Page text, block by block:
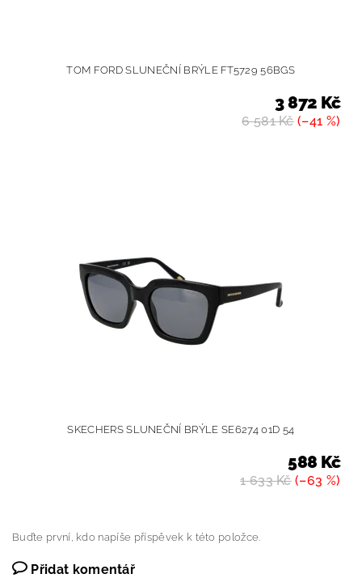
TOM FORD SLUNEČNÍ BRÝLE FT5729 56BGS
6 581 Kč(–41 %)
3 872 Kč
SKECHERS SLUNEČNÍ BRÝLE SE6274 01D 54
1 633 Kč(–63 %)
588 Kč
Buďte první, kdo napíše příspěvek k této položce.
Přidat komentář